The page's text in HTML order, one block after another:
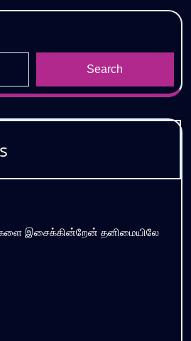
Search
இசைக்கின்றேன் தனிமையிலே